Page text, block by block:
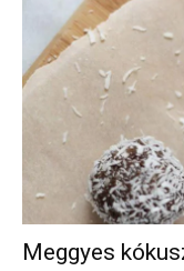
Meggyes